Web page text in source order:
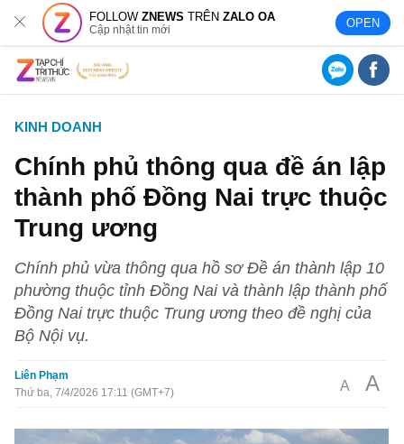
FOLLOWZNEWS TRÊNZALO OA
Cập nhật tin mới OPEN
KINH DOANH
Chính phủ thông qua đề án lập
thành phố Đồng Nai trực thuộc
Trung ương
Chính phủ vừa thông qua hồ sơ Đề án thành lập 10
phường thuộc tỉnh Đồng Nai và thành lập thành phố
Đồng Nai trực thuộc Trung ương theo đề nghị của
Bộ Nội vụ.
Liên Phạm
Thứ ba, 7/4/2026 17:11 (GMT+7)
A A